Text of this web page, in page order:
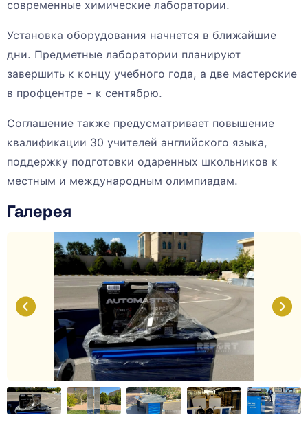
современные химические лаборатории.
Установка оборудования начнется в ближайшие
дни. Предметные лаборатории планируют
завершить к концу учебного года, а две мастерские
в профцентре - к сентябрю.
Соглашение также предусматривает повышение
квалификации 30 учителей английского языка,
поддержку подготовки одаренных школьников к
местным и международным олимпиадам.
Галерея